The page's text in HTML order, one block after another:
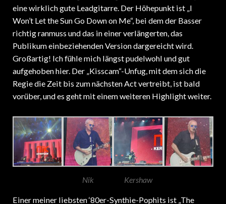
eine wirklich gute Leadgitarre. Der Höhepunkt ist „I
Won’t Let the Sun Go Down on Me“, bei dem der Basser
richtig ranmuss und das in einer verlängerten, das
Publikum einbeziehenden Version dargereicht wird.
Großartig! Ich fühle mich längst pudelwohl und gut
aufgehoben hier. Der „Kisscam“-Unfug, mit dem sich die
Regie die Zeit bis zum nächsten Act vertreibt, ist bald
vorüber, und es geht mit einem weiteren Highlight weiter.
Nik Kershaw
Einer meiner liebsten ‘80er-Synthie-Pophits ist „The